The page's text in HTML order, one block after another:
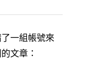
一組帳號來
文章：